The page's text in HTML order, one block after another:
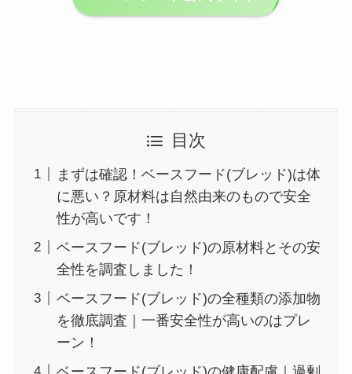
目次
まずは確認！ベースフード(ブレッド)は体
に悪い？原材料は自然由来のもので安全
性が高いです！
ベースフード(ブレッド)の原材料とその安
全性を調査しました！
ベースフード(ブレッド)の全種類の添加物
を徹底調査｜一番安全性が高いのはプレ
ーン！